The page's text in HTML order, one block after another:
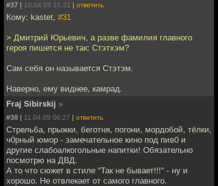
#37 | 10.04.09 15:31 | ответить
Кому: kastet, #31
> Дмитрий Юрьевич, а разве фамилия главного
героя пишется не так: Стэтхэм?
Сам себя он называется Стэтэм.
Наверно, ему виднее, камрад.
Fraj Sibirskij »
#38 | 11.04.09 06:27 | ответить
Стрельба, прыжки, беготня, погони, мордобой, тёлки,
ч0рный юмор - замечательное кино под пив0 и
другие слабоалкогольные напитки! Обязательно
посмотрю на ДВД.
А то что сюжет в стиле "Так не бывает!!!" - ну и
хорошо. Не отвлекает от самого главного.